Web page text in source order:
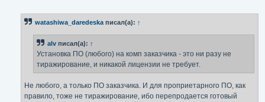
watashiwa_daredeska писал(а): ↑
alv писал(а): ↑
Установка ПО (любого) на комп заказчика - это ни разу не
тиражирование, и никакой лицензии не требует.
Не любого, а только ПО заказчика. И для проприетарного ПО, как
правило, тоже не тиражирование, ибо перепродается готовый